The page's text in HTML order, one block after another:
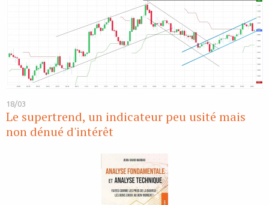
18/03
Le supertrend, un indicateur peu usité mais
non dénué d'intérêt